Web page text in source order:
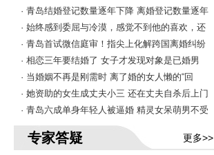
· 青岛结婚登记数量逐年下降 离婚登记数量逐年
· 始终感到委屈与冷漠，感觉不到他的喜欢，还
· 青岛首试微信庭审！指尖上化解跨国离婚纠纷
· 相恋三年要结婚了 女子才发现对象是已婚男
· 当婚姻不再是刚需时 离了婚的女人懒的“回
· 她资助的女生成丈夫小三 还在丈夫自杀后上门
· 青岛六成单身年轻人被逼婚 精灵女呆萌男不受
专家答疑 更多>>